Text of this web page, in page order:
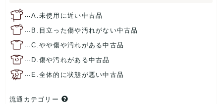
…A.未使用に近い中古品
… B.目立った傷や汚れがない中古品
…C.やや傷や汚れがある中古品
… D.傷や汚れがある中古品
… E.全体的に状態が悪い中古品
流通カテゴリー